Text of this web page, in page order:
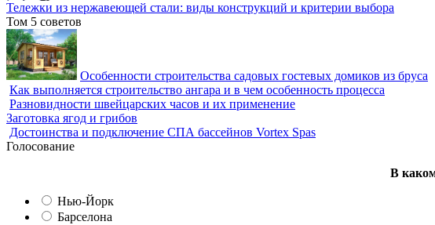
Тележки из нержавеющей стали: виды конструкций и критерии выбора
Том 5 советов
Особенности строительства садовых гостевых домиков из бруса
Как выполняется строительство ангара и в чем особенность процесса
Разновидности швейцарских часов и их применение
Заготовка ягод и грибов
Достоинства и подключение СПА бассейнов Vortex Spas
Голосование
В
Нью-Йорк
Барселона